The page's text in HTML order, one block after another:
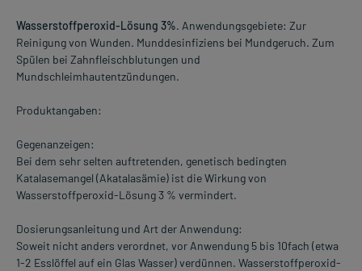
Wasserstoffperoxid-Lösung 3%. Anwendungsgebiete: Zur
Reinigung von Wunden. Munddesinfiziens bei Mundgeruch. Zum
Spülen bei Zahnfleischblutungen und
Mundschleimhautentzündungen.
Produktangaben:
Gegenanzeigen:
Bei dem sehr selten auftretenden, genetisch bedingten
Katalasemangel (Akatalasämie) ist die Wirkung von
Wasserstoffperoxid-Lösung 3 % vermindert.
Dosierungsanleitung und Art der Anwendung:
Soweit nicht anders verordnet, vor Anwendung 5 bis 10fach (etwa
1-2 Esslöffel auf ein Glas Wasser) verdünnen. Wasserstoffperoxid-